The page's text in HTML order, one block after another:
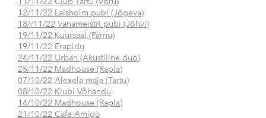
12/11/22 Laisholm pubi (Jõgeva)
18//11/22 Vanameistri pubi (Jõhvi)
19/11/22 Kuursaal (Pärnu)
19/11/22 Erapidu
24/11/22 Urban (Akustiline duo)
25/11/22 Madhouse (Rapla)
07/10/22 Alexela maja (Tartu)
08/10/22 Klubi Võhandu
14/10/22 Madhouse (Rapla)
21/10/22 Cafe Amigo